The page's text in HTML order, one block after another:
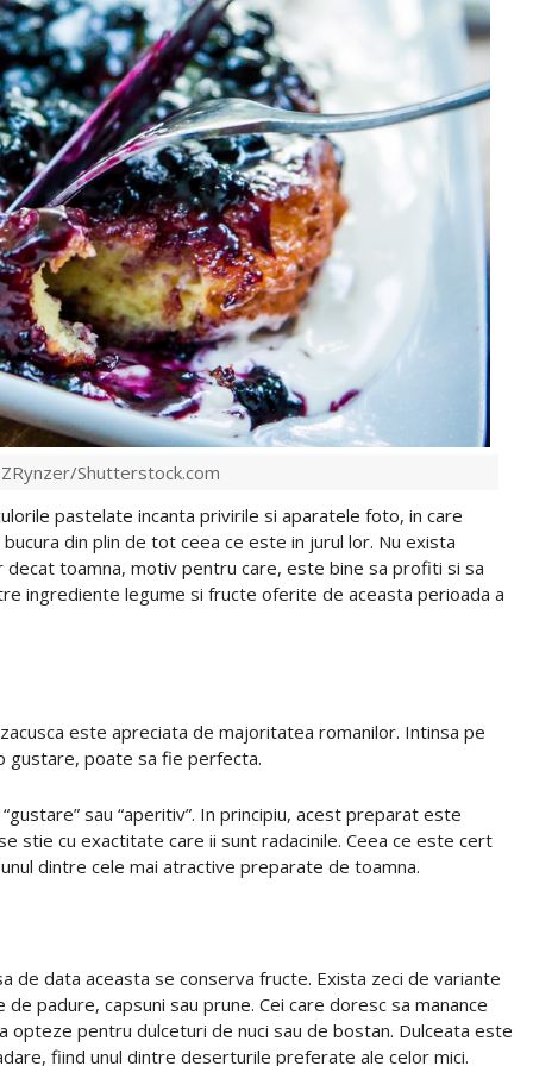
Shutterstock.com
pastelate incanta privirile si aparatele foto, in care
din plin de tot ceea ce este in jurul lor. Nu exista
toamna, motiv pentru care, este bine sa profiti si sa
ingrediente legume si fructe oferite de aceasta perioada a
este apreciata de majoritatea romanilor. Intinsa pe
gustare, poate sa fie perfecta.
sau “aperitiv”. In principiu, acest preparat este
stie cu exactitate care ii sunt radacinile. Ceea ce este cert
dintre cele mai atractive preparate de toamna.
de data aceasta se conserva fructe. Exista zeci de variante
padure, capsuni sau prune. Cei care doresc sa manance
opteze pentru dulceturi de nuci sau de bostan. Dulceata este
fiind unul dintre deserturile preferate ale celor mici.